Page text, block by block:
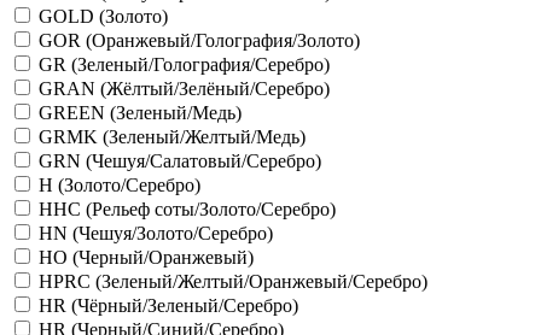
GOLD (Золото)
GOR (Оранжевый/Голография/Золото)
GR (Зеленый/Голография/Серебро)
GRAN (Жёлтый/Зелёный/Серебро)
GREEN (Зеленый/Медь)
GRMK (Зеленый/Желтый/Медь)
GRN (Чешуя/Салатовый/Серебро)
H (Золото/Серебро)
HHC (Рельеф соты/Золото/Серебро)
HN (Чешуя/Золото/Серебро)
HO (Черный/Оранжевый)
HPRC (Зеленый/Желтый/Оранжевый/Серебро)
HR (Чёрный/Зеленый/Серебро)
HR (Черный/Синий/Серебро)